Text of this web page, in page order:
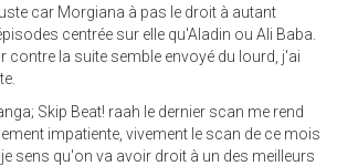
car Morgiana à pas le droit à autant
centrée sur elle qu'Aladin ou Ali Baba.
contre la suite semble envoyé du lourd, j'ai
Skip Beat! raah le dernier scan me rend
impatiente, vivement le scan de ce mois
je sens qu'on va avoir droit à un des meilleurs